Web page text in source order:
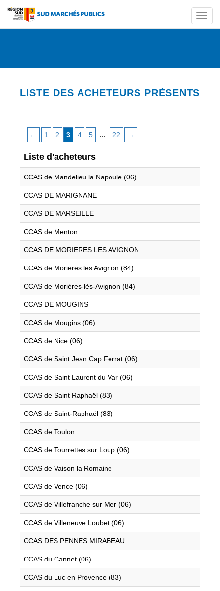
LISTE DES ACHETEURS PRÉSENTS
← 1 2 3 4 5 22 →
Liste d'acheteurs
CCAS de Mandelieu la Napoule (06)
CCAS DE MARIGNANE
CCAS DE MARSEILLE
CCAS de Menton
CCAS DE MORIERES LES AVIGNON
CCAS de Morières lès Avignon (84)
CCAS de Morières-lès-Avignon (84)
CCAS DE MOUGINS
CCAS de Mougins (06)
CCAS de Nice (06)
CCAS de Saint Jean Cap Ferrat (06)
CCAS de Saint Laurent du Var (06)
CCAS de Saint Raphaël (83)
CCAS de Saint-Raphaël (83)
CCAS de Toulon
CCAS de Tourrettes sur Loup (06)
CCAS de Vaison la Romaine
CCAS de Vence (06)
CCAS de Villefranche sur Mer (06)
CCAS de Villeneuve Loubet (06)
CCAS DES PENNES MIRABEAU
CCAS du Cannet (06)
CCAS du Luc en Provence (83)